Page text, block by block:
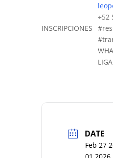
INSCRIPCIONES
÷52
LIGA
DATE
Feb 27